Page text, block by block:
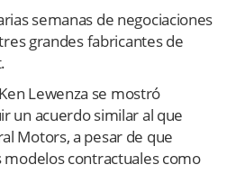
semanas de negociaciones
grandes fabricantes de
Lewenza se mostró
un acuerdo similar al que
Motors, a pesar de que
modelos contractuales como